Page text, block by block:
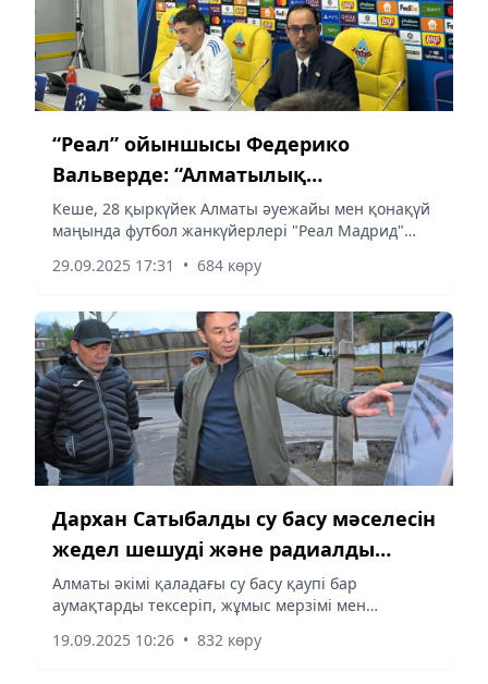
“Реал” ойыншысы Федерико
Вальверде: “Алматылық
жанкүйерлерді көріп қуандық”
Кеше, 28 қыркүйек Алматы әуежайы мен қонақүй
маңында футбол жанкүйерлері "Реал Мадрид"
еді. Жанкүйерлердің ерекше қолдауына қатысты
29.09.2025 17:31 • 684 көру
Дархан Сатыбалды су басу мәселесін
жедел шешуді және радиалды
жолдарды кеңейтуді тапсырды
Алматы әкімі қаладағы су басу қаупі бар
аумақтарды тексеріп, жұмыс мерзімі мен
хабарлайды Аqshamnews.kz тілшісі.
19.09.2025 10:26 • 832 көру